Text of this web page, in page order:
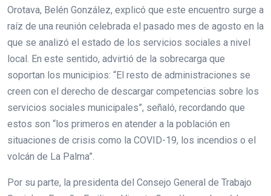
Orotava, Belén González, explicó que este encuentro surge a
raíz de una reunión celebrada el pasado mes de agosto en la
que se analizó el estado de los servicios sociales a nivel
local. En este sentido, advirtió de la sobrecarga que
soportan los municipios: “El resto de administraciones se
creen con el derecho de descargar competencias sobre los
servicios sociales municipales”, señaló, recordando que
estos son “los primeros en atender a la población en
situaciones de crisis como la COVID-19, los incendios o el
volcán de La Palma”.
Por su parte, la presidenta del Consejo General de Trabajo